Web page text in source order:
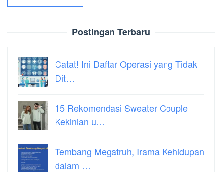
Postingan Terbaru
Catat! Ini Daftar Operasi yang Tidak
Dit…
15 Rekomendasi Sweater Couple
Kekinian u…
Tembang Megatruh, Irama Kehidupan
dalam …